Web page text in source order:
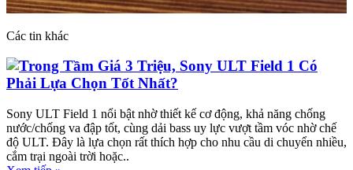
Các tin khác
Trong Tầm Giá 3 Triệu, Sony ULT Field 1 Có
Phải Lựa Chọn Tốt Nhất?
Sony ULT Field 1 nổi bật nhờ thiết kế cơ động, khả năng chống
nước/chống va đập tốt, cùng dải bass uy lực vượt tầm vóc nhờ chế
độ ULT. Đây là lựa chọn rất thích hợp cho nhu cầu di chuyển nhiều,
cắm trại ngoài trời hoặc..